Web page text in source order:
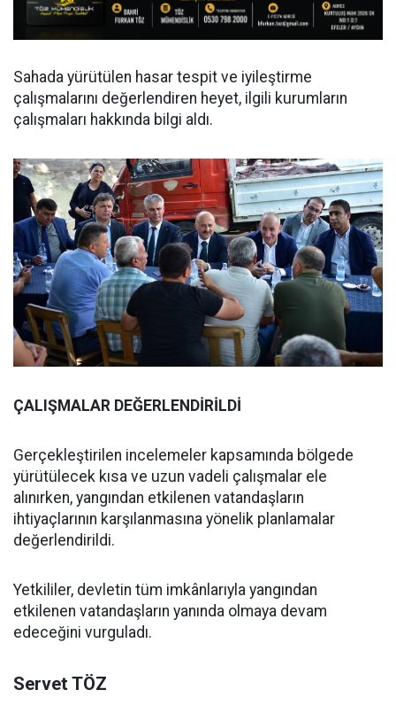
Sahada yürütülen hasar tespit ve iyileştirme
çalışmalarını değerlendiren heyet, ilgili kurumların
çalışmaları hakkında bilgi aldı.
ÇALIŞMALAR DEĞERLENDİRİLDİ
Gerçekleştirilen incelemeler kapsamında bölgede
yürütülecek kısa ve uzun vadeli çalışmalar ele
alınırken, yangından etkilenen vatandaşların
ihtiyaçlarının karşılanmasına yönelik planlamalar
değerlendirildi.
Yetkililer, devletin tüm imkânlarıyla yangından
etkilenen vatandaşların yanında olmaya devam
edeceğini vurguladı.
Servet TÖZ